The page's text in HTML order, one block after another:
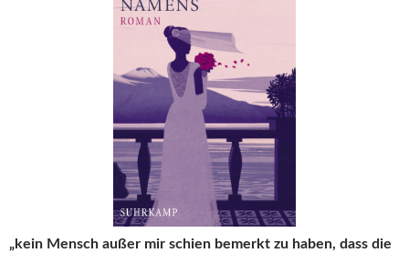
„kein Mensch außer mir schien bemerkt zu haben, dass die